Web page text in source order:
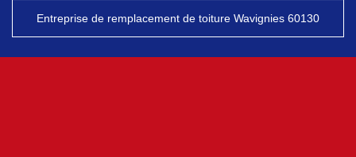
Entreprise de remplacement de toiture Wavignies 60130